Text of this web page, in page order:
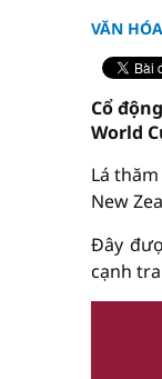
VĂN
Cổ
World
Lá
New
Đây
cạnh